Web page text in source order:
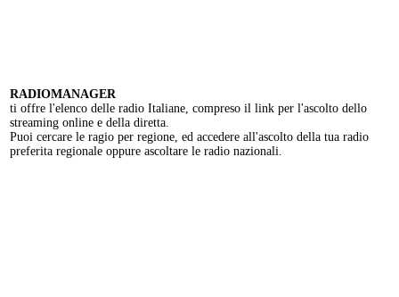
RADIOMANAGER
ti offre l'elenco delle radio Italiane, compreso il link per l'ascolto dello
streaming online e della diretta.
Puoi cercare le ragio per regione, ed accedere all'ascolto della tua radio
preferita regionale oppure ascoltare le radio nazionali.